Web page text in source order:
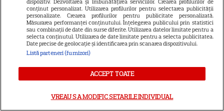
NETFLIX
Noutăți Netflix în august 2026:
Robert De Niro, „Nosferatu” și
Banks” și „Un veac de
singurătate”
dispozitiv. Dezvoltarea și îmbunătățirea serviciilor. Crearea profilurilor de
conținut personalizat. Utilizarea profilurilor pentru selectarea publicității
personalizate. Crearea profilurilor pentru publicitate personalizată.
Măsurarea performanței conținutului. Înțelegerea publicului prin statistici
sau combinații de date din surse diferite. Utilizarea datelor limitate pentru a
selecta conținutul. Utilizarea de date limitate pentru a selecta publicitatea.
Date precise de geolocație și identificarea prin scanarea dispozitivului.
Listă parteneri (furnizori)
ACCEPT TOATE
VREAU SA MODIFIC SETARILE INDIVIDUAL